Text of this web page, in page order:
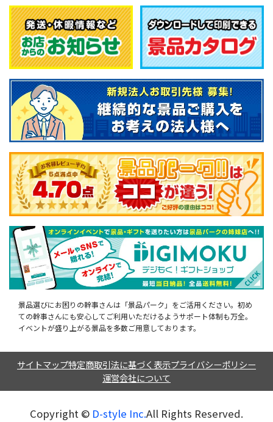
景品選びにお困りの幹事さんは「景品パーク」をご活用ください。初め
ての幹事さんにも安心してご利用いただけるようサポート体制も万全。
イベントが盛り上がる景品を多数ご用意しております。
サイトマップ特定商取引法に基づく表示プライバシーポリシー
運営会社について
Copyright ©︎ D-style Inc.All Rights Reserved.